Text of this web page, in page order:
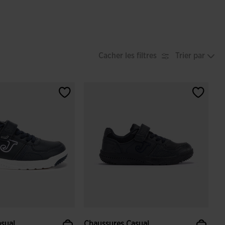
Cacher les filtres Trier par